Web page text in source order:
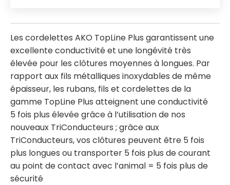
Les cordelettes AKO TopLine Plus garantissent une
excellente conductivité et une longévité très
élevée pour les clôtures moyennes à longues. Par
rapport aux fils métalliques inoxydables de même
épaisseur, les rubans, fils et cordelettes de la
gamme TopLine Plus atteignent une conductivité
5 fois plus élevée grâce à l’utilisation de nos
nouveaux TriConducteurs ; grâce aux
TriConducteurs, vos clôtures peuvent être 5 fois
plus longues ou transporter 5 fois plus de courant
au point de contact avec l’animal = 5 fois plus de
sécurité